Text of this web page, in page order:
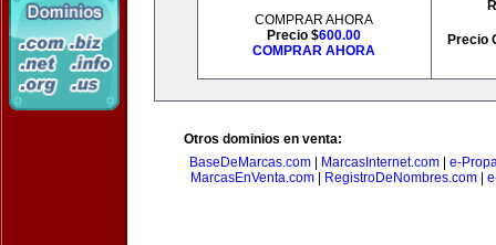
COMPRAR AHORA
Precio $600.00
COMPRAR AHORA
Precio
Otros dominios en venta:
BaseDeMarcas.com| MarcasInternet.com| e-
MarcasEnVenta.com
RegistroDeNombres.com